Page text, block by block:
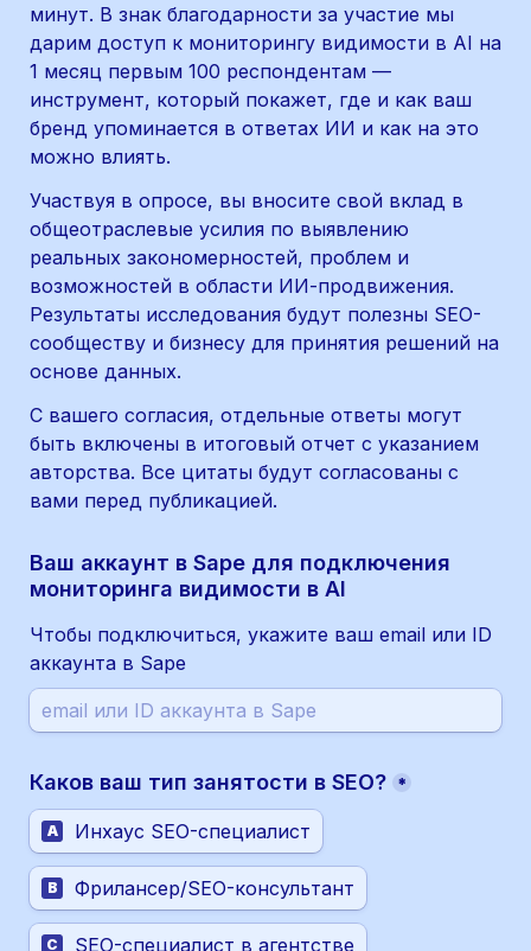
минут. В знак благодарности за участие мы
дарим доступ к мониторингу видимости в AI на
1 месяц первым 100 респондентам —
инструмент, который покажет, где и как ваш
бренд упоминается в ответах ИИ и как на это
можно влиять.
Участвуя в опросе, вы вносите свой вклад в
общеотраслевые усилия по выявлению
реальных закономерностей, проблем и
возможностей в области ИИ-продвижения.
Результаты исследования будут полезны SEO-
сообществу и бизнесу для принятия решений на
основе данных.
С вашего согласия, отдельные ответы могут
быть включены в итоговый отчет с указанием
авторства. Все цитаты будут согласованы с
вами перед публикацией.
Ваш аккаунт в Sape для подключения
мониторинга видимости в AI
Чтобы подключиться, укажите ваш email или ID
аккаунта в Sape
Каков ваш тип занятости в SEO? *
A Инхаус SEO-специалист
B Фрилансер/SEO-конcультант
C SEO-специалист в агентстве